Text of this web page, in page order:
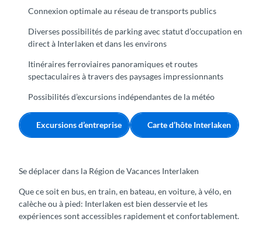
Connexion optimale au réseau de transports publics
Diverses possibilités de parking avec statut d’occupation en
direct à Interlaken et dans les environs
Itinéraires ferroviaires panoramiques et routes
spectaculaires à travers des paysages impressionnants
Possibilités d’excursions indépendantes de la météo
Excursions d’entreprise Carte d’hôte Interlaken
Se déplacer dans la Région de Vacances Interlaken
Que ce soit en bus, en train, en bateau, en voiture, à vélo, en
calèche ou à pied: Interlaken est bien desservie et les
expériences sont accessibles rapidement et confortablement.